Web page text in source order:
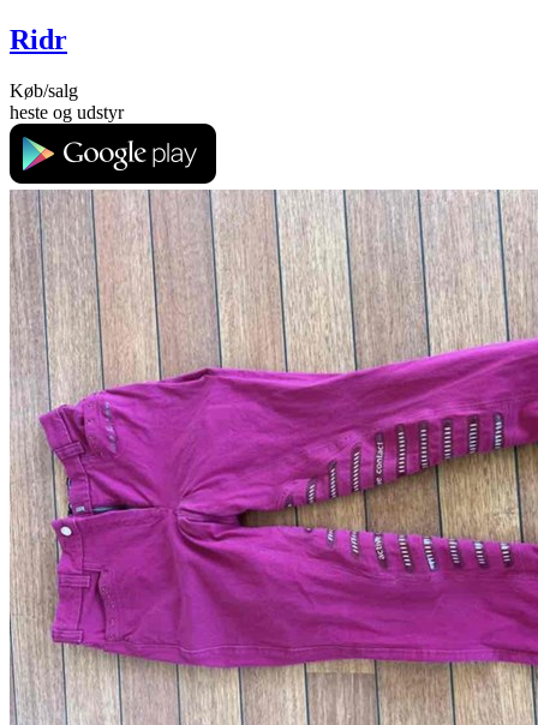
Ridr
Køb/salg
heste og udstyr